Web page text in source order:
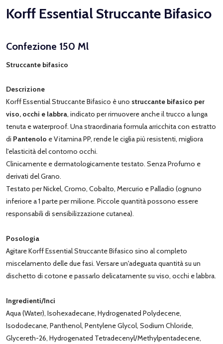
Korff Essential Struccante Bifasico
Confezione 150 Ml
Struccante bifasico
Descrizione
Korff Essential Struccante Bifasico è uno struccante bifasico per
viso, occhi e labbra, indicato per rimuovere anche il trucco a lunga
tenuta e waterproof. Una straordinaria formula arricchita con estratto
di Pantenolo e Vitamina PP, rende le ciglia più resistenti, migliora
l'elasticità del contorno occhi.
Clinicamente e dermatologicamente testato. Senza Profumo e
derivati del Grano.
Testato per Nickel, Cromo, Cobalto, Mercurio e Palladio (ognuno
inferiore a 1 parte per milione. Piccole quantità possono essere
responsabili di sensibilizzazione cutanea).
Posologia
Agitare Korff Essential Struccante Bifasico sino al completo
miscelamento delle due fasi. Versare un'adeguata quantità su un
dischetto di cotone e passarlo delicatamente su viso, occhi e labbra.
Ingredienti/Inci
Aqua (Water), Isohexadecane, Hydrogenated Polydecene,
Isododecane, Panthenol, Pentylene Glycol, Sodium Chloride,
Glycereth-26, Hydrogenated Tetradecenyl/Methylpentadecene,